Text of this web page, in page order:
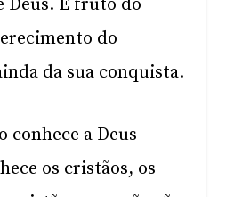
Deus. É fruto do
do
da sua conquista.
conhece a Deus
os cristãos, os